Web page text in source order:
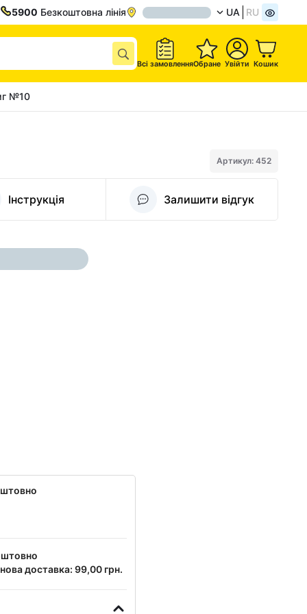
5900 Безкоштовна лінія UA RU
Всі замовленняОбране Увійти Кошик
№10
Артикул: 452
Інструкція Залишити відгук
доставка: 99,00 грн.